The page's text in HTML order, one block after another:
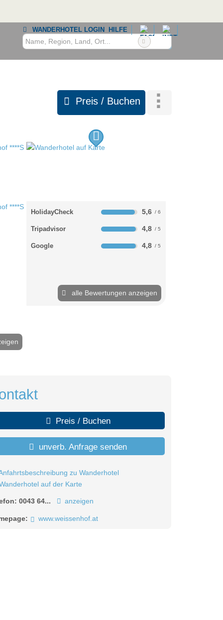
WANDERHOTEL LOGIN HILFE
Preis / Buchen
HolidayCheck 5,6
Tripadvisor 4,8
Google 4,8
alle Bewertungen anzeigen
Preis / Buchen
unverb. Anfrage senden
zu Wanderhotel
auf der Karte
0043 64... anzeigen
www.weissenhof.at